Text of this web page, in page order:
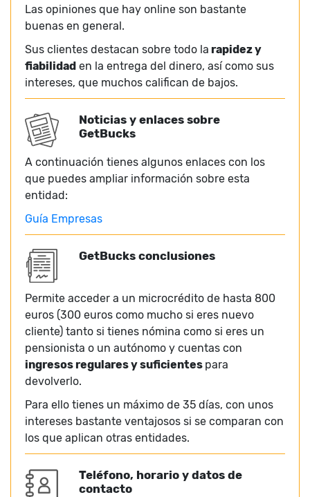
Las opiniones que hay online son bastante
buenas en general.
Sus clientes destacan sobre todo la rapidez y
fiabilidad en la entrega del dinero, así como sus
intereses, que muchos califican de bajos.
Noticias y enlaces sobre
GetBucks
A continuación tienes algunos enlaces con los
que puedes ampliar información sobre esta
entidad:
Guía Empresas
GetBucks conclusiones
Permite acceder a un microcrédito de hasta 800
euros (300 euros como mucho si eres nuevo
cliente) tanto si tienes nómina como si eres un
pensionista o un autónomo y cuentas con
ingresos regulares y suficientes para
devolverlo.
Para ello tienes un máximo de 35 días, con unos
intereses bastante ventajosos si se comparan con
los que aplican otras entidades.
Teléfono, horario y datos de
contacto